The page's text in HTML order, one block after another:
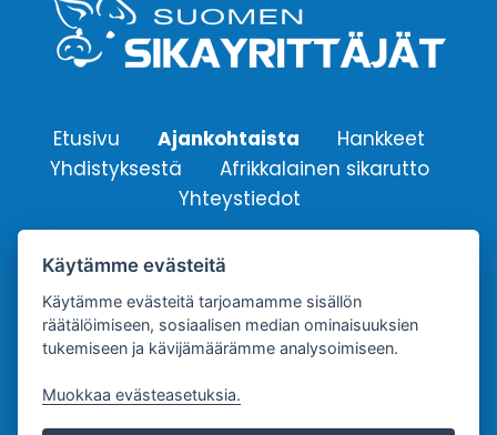
Etusivu Ajankohtaista
Hankkeet
Yhdistyksestä
Afrikkalainen sikarutto
Yhteystiedot
Suomen Sikayrittäjät ry.
Yhdistyksen sähköpostiosoite:
info@sikayrittajat.fi
Käytämme evästeitä
Käytämme evästeitä tarjoamamme sisällön
räätälöimiseen, sosiaalisen median ominaisuuksien
tukemiseen ja kävijämäärämme analysoimiseen.
Muokkaa evästeasetuksia.